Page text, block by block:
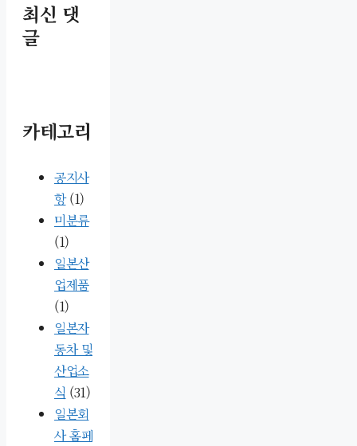
최신 댓
글
카테고리
공지사
항(1)
미분류
(1)
일본산
업제품
(1)
일본자
동차 및
산업소
식 (31)
일본회
사 홈페